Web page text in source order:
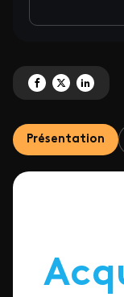
Partagez 'LINE-UP
Partagez 'LINE-
Partagez
Présentation